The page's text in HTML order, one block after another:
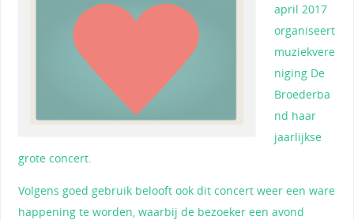
april 2017
organiseert
muziekvere
niging De
Broederba
nd haar
jaarlijkse
grote concert.
Volgens goed gebruik belooft ook dit concert weer een ware
happening te worden, waarbij de bezoeker een avond